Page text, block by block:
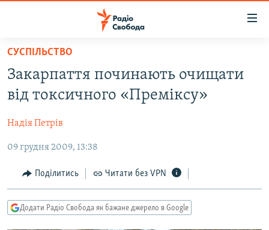
Перейти
основного
матеріалу
до
навігації
Перейти
пошуку
ВСЕ ЗА ДОБУ
ПОЛІТИКА
ЕКОНОМІКА
СУСПІЛЬСТВО
СПОРТ
ВІЙНА
РОСІЙСЬКА «ФІЛЬТРАЦІЯ»
ДОНБАС.РЕАЛІЇ
КРИМ.РЕАЛІЇ
ТИ ЯК?
СУСПІЛЬСТВО
Закарпаття починають очищати
від токсичного «Преміксу»
Надія Петрів
09 грудня 2009, 13:38
Поділитись Читати без VPN
Додати Радіо Свобода як бажане джерело в Google